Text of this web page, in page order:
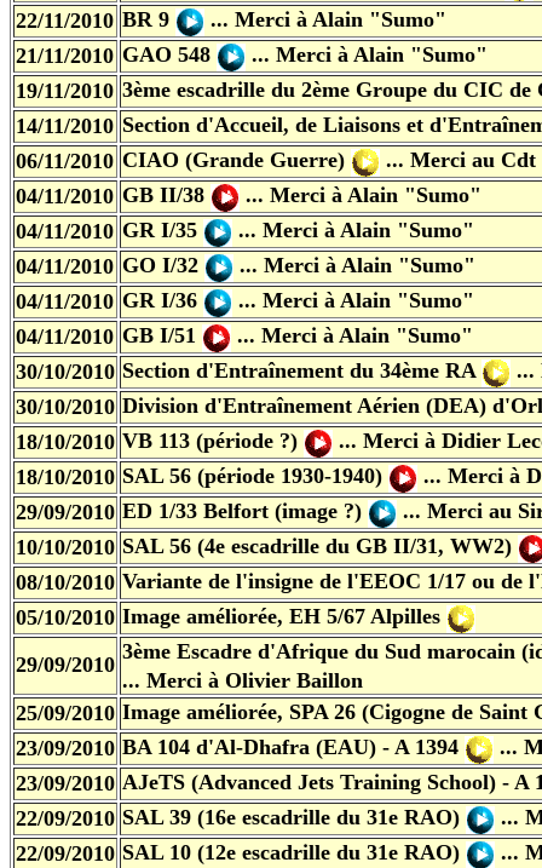
22/11/2010 BR 9
... Merci à Alain "Sumo"
21/11/2010 GAO 548
... Merci à Alain "Sumo"
19/11/2010 3ème escadrille du 2ème Groupe du CIC
14/11/2010 Section d'Accueil, de Liaisons et
06/11/2010 CIAO (Grande Guerre) ... Merci au
04/11/2010 GB II/38
... Merci à Alain "Sumo"
04/11/2010 GR I/35
... Merci à Alain "Sumo"
04/11/2010 GO I/32
... Merci à Alain "Sumo"
04/11/2010 GR I/36
... Merci à Alain "Sumo"
04/11/2010 GB I/51
... Merci à Alain "Sumo"
30/10/2010 Section d'Entraînement du 34ème RA ...
30/10/2010 Division d'Entraînement Aérien (DEA)
18/10/2010 VB 113 (période ?)
... Merci à Didier
18/10/2010 SAL 56 (période 1930-1940)
... Merci à
29/09/2010 ED 1/33 Belfort (image ?)
... Merci au
10/10/2010 SAL 56 (4e escadrille du GB II/31, WW2)
08/10/2010 Variante de l'insigne de l'EEOC 1/17 ou de
05/10/2010 Image améliorée, EH 5/67 Alpilles
29/09/2010
3ème Escadre d'Afrique du Sud marocain
... Merci à Olivier Baillon
25/09/2010 Image améliorée, SPA 26 (Cigogne de
23/09/2010 BA 104 d'Al-Dhafra (EAU) - A 1394
...
23/09/2010 AJeTS (Advanced Jets Training School) - A
22/09/2010 SAL 39 (16e escadrille du 31e RAO)
...
22/09/2010 SAL 10 (12e escadrille du 31e RAO)
...